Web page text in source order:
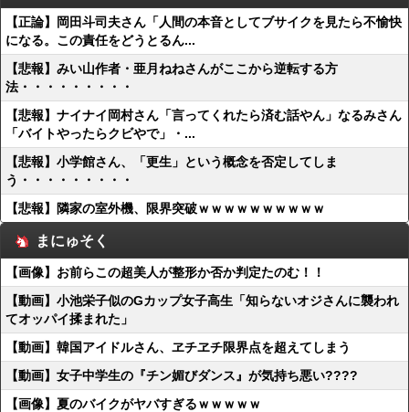
【正論】岡田斗司夫さん「人間の本音としてブサイクを見たら不愉快
になる。この責任をどうとるん...
【悲報】みい山作者・亜月ねねさんがここから逆転する方
法・・・・・・・・・
【悲報】ナイナイ岡村さん「言ってくれたら済む話やん」なるみさん
「バイトやったらクビやで」・...
【悲報】小学館さん、「更生」という概念を否定してしま
う・・・・・・・・・
【悲報】隣家の室外機、限界突破ｗｗｗｗｗｗｗｗｗｗ
まにゅそく
【画像】お前らこの超美人が整形か否か判定たのむ！！
【動画】小池栄子似のGカップ女子高生「知らないオジさんに襲われ
てオッパイ揉まれた」
【動画】韓国アイドルさん、ヱチヱチ限界点を超えてしまう
【動画】女子中学生の『チン媚びダンス』が気持ち悪い????
【画像】夏のバイクがヤバすぎるｗｗｗｗｗ